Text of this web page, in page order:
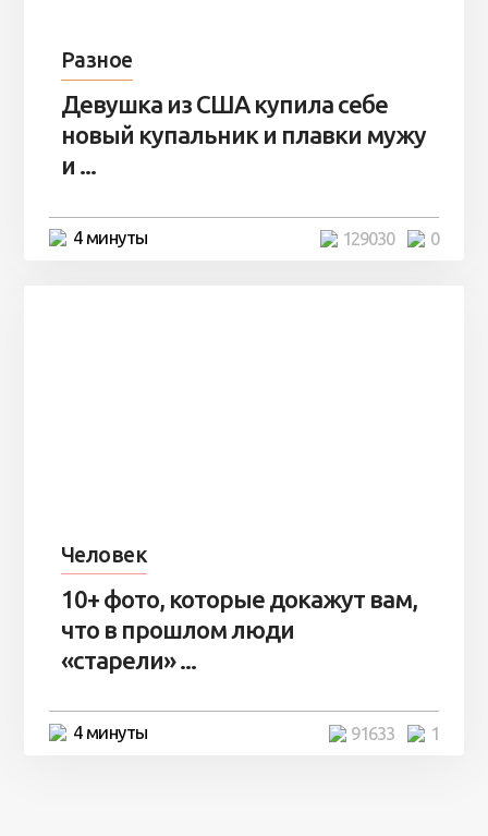
Разное
Девушка из США купила себе
новый купальник и плавки мужу
и ...
4 минуты 0
129030
Человек
10+ фото, которые докажут вам,
что в прошлом люди
«старели» ...
4 минуты 1
91633